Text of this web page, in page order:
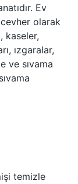
Ev
olarak
kaseler,
ızgaralar,
ve sıvama
temizle